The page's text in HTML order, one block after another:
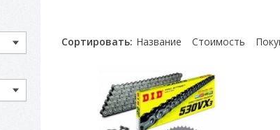
Сортировать: Название Стоимость